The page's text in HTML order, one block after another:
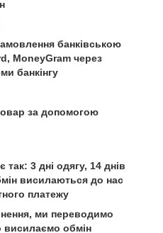
банківською
MoneyGram через
банкінгу
за допомогою
3 дні одягу, 14 днів
висилаються до нас
платежу
ми переводимо
висилаємо обмін